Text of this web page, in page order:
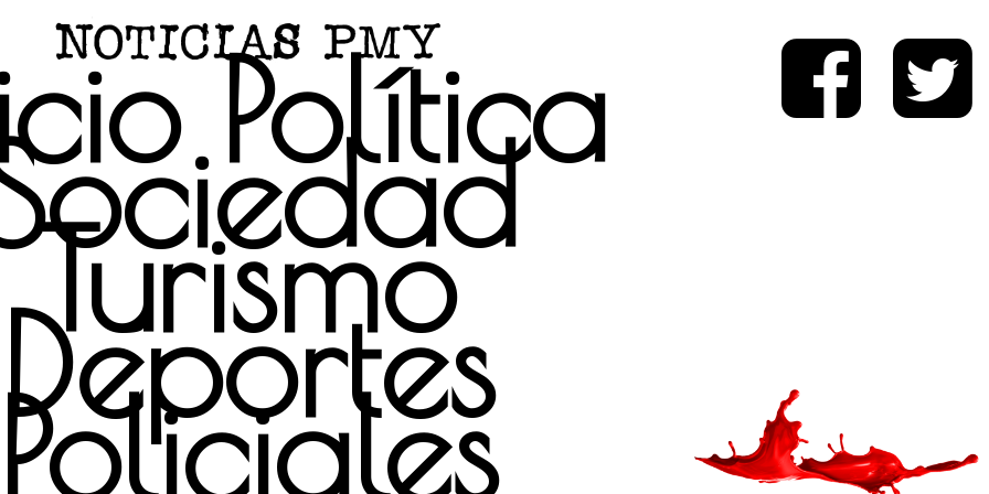
Política
Turismo
Deportes